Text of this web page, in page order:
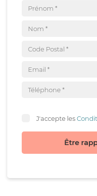
J'accepte les
Être